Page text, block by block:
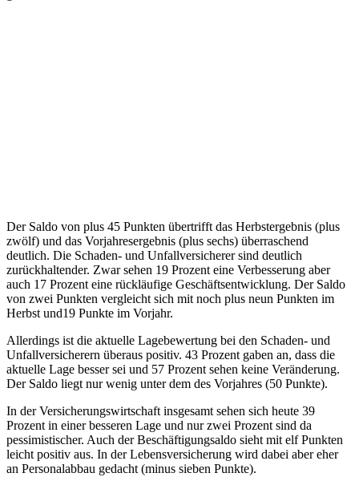
Der Saldo von plus 45 Punkten übertrifft das Herbstergebnis (plus
zwölf) und das Vorjahresergebnis (plus sechs) überraschend
deutlich. Die Schaden- und Unfallversicherer sind deutlich
zurückhaltender. Zwar sehen 19 Prozent eine Verbesserung aber
auch 17 Prozent eine rückläufige Geschäftsentwicklung. Der Saldo
von zwei Punkten vergleicht sich mit noch plus neun Punkten im
Herbst und19 Punkte im Vorjahr.
Allerdings ist die aktuelle Lagebewertung bei den Schaden- und
Unfallversicherern überaus positiv. 43 Prozent gaben an, dass die
aktuelle Lage besser sei und 57 Prozent sehen keine Veränderung.
Der Saldo liegt nur wenig unter dem des Vorjahres (50 Punkte).
In der Versicherungswirtschaft insgesamt sehen sich heute 39
Prozent in einer besseren Lage und nur zwei Prozent sind da
pessimistischer. Auch der Beschäftigungsaldo sieht mit elf Punkten
leicht positiv aus. In der Lebensversicherung wird dabei aber eher
an Personalabbau gedacht (minus sieben Punkte).